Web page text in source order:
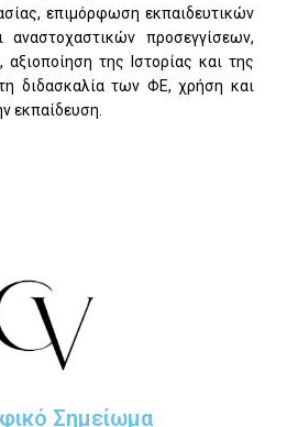
επιμόρφωση εκπαιδευτικών
προσεγγίσεων,
της Ιστορίας και της
διδασκαλία των ΦΕ, χρήση και
εκπαίδευση.
Σημείωμα